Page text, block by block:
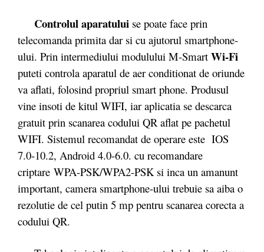
Controlul aparatului se poate face prin
telecomanda primita dar si cu ajutorul smartphone-
ului. Prin intermediului modulului M-Smart Wi-Fi
puteti controla aparatul de aer conditionat de oriunde
va aflati, folosind propriul smart phone. Produsul
vine insoti de kitul WIFI, iar aplicatia se descarca
gratuit prin scanarea codului QR aflat pe pachetul
WIFI. Sistemul recomandat de operare este IOS
7.0-10.2, Android 4.0-6.0. cu recomandare
criptare WPA-PSK/WPA2-PSK si inca un amanunt
important, camera smartphone-ului trebuie sa aiba o
rezolutie de cel putin 5 mp pentru scanarea corecta a
codului QR.